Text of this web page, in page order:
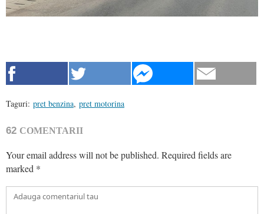
Taguri: pret benzina, pret motorina
62 COMENTARII
Your email address will not be published. Required fields are
marked *